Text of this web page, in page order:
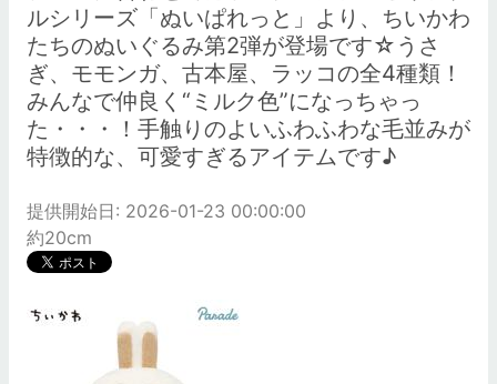
ルシリーズ「ぬいぱれっと」より、ちいかわ
たちのぬいぐるみ第2弾が登場です☆うさ
ぎ、モモンガ、古本屋、ラッコの全4種類！
みんなで仲良く“ミルク色”になっちゃっ
た・・・！手触りのよいふわふわな毛並みが
特徴的な、可愛すぎるアイテムです♪
提供開始日: 2026-01-23 00:00:00
約20cm